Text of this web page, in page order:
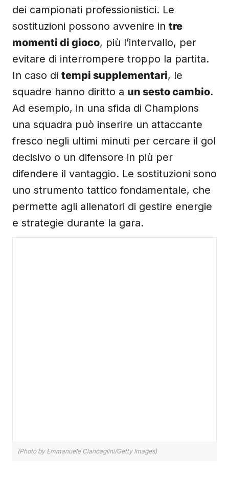
dei campionati professionistici. Le
sostituzioni possono avvenire in tre
momenti di gioco, più l’intervallo, per
evitare di interrompere troppo la partita.
In caso di tempi supplementari, le
squadre hanno diritto a un sesto cambio.
Ad esempio, in una sfida di Champions
una squadra può inserire un attaccante
fresco negli ultimi minuti per cercare il gol
decisivo o un difensore in più per
difendere il vantaggio. Le sostituzioni sono
uno strumento tattico fondamentale, che
permette agli allenatori di gestire energie
e strategie durante la gara.
(Photo by Emmanuele Ciancaglini/Getty Images)